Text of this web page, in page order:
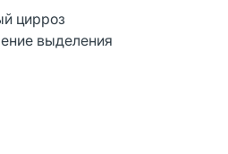
цирроз
выделения